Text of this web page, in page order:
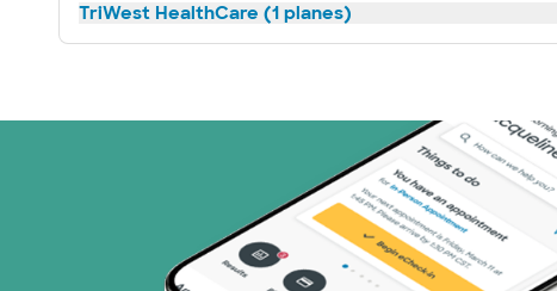
TriWest HealthCare (1 planes)